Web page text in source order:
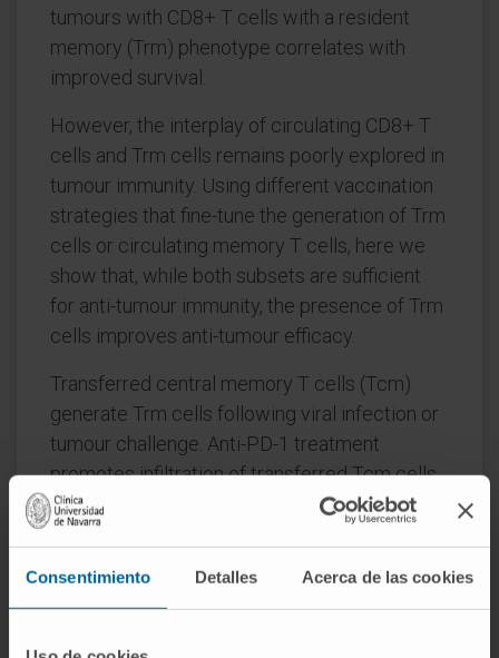
Consentimiento Detalles Acerca de las cookies
tumours with CD8+ T cells with a resident
memory (Trm) phenotype correlates with
improved survival.
However, the interplay of circulating CD8+ T
cells and Trm cells remains poorly explored in
tumour immunity. Using different vaccination
strategies that fine-tune the generation of Trm
cells or circulating memory T cells, here we
show that, while both subsets are sufficient
for anti-tumour immunity, the presence of Trm
cells improves anti-tumour efficacy.
Transferred central memory T cells (Tcm)
generate Trm cells following viral infection or
tumour challenge. Anti-PD-1 treatment
promotes infiltration of transferred Tcm cells
within tumours, improving anti-tumour
immunity. Moreover, Batf3-dependent